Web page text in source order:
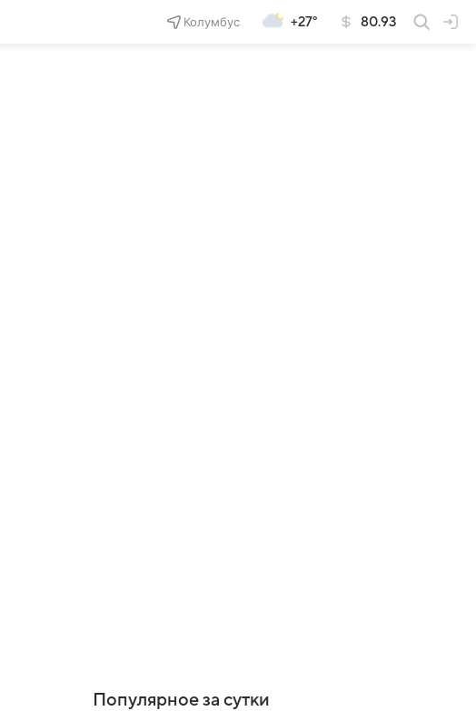
Колумбус +27° 80.93
Популярное за сутки